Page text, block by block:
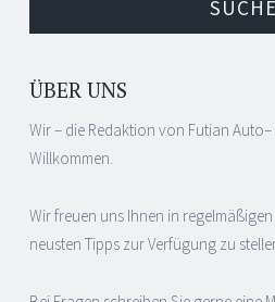
ÜBER UNS
Wir – die Redaktion von Futian
Willkommen.
Wir freuen uns Ihnen in
neusten Tipps zur Verfügung zu